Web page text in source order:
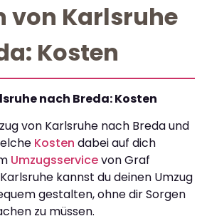
von Karlsruhe
Kosten
nach Breda: Kosten
von Karlsruhe nach Breda und
Kosten dabei auf dich
Umzugsservicevon Graf
kannst du deinen Umzug
gestalten, ohne dir Sorgen
zu müssen.